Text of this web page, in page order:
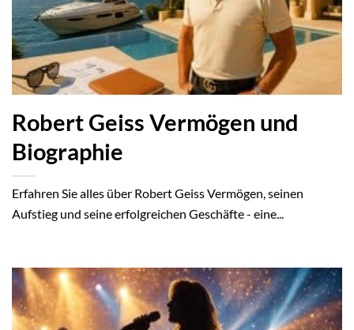
Robert Geiss Vermögen und
Biographie
Erfahren Sie alles über Robert Geiss Vermögen, seinen
Aufstieg und seine erfolgreichen Geschäfte - eine...